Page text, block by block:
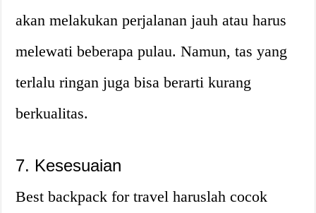
akan melakukan perjalanan jauh atau harus
melewati beberapa pulau. Namun, tas yang
terlalu ringan juga bisa berarti kurang
berkualitas.
7. Kesesuaian
Best backpack for travel haruslah cocok